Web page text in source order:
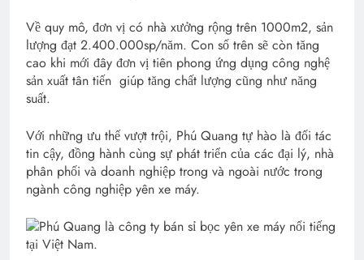
Về quy mô, đơn vị có nhà xưởng rộng trên 1000m2, sản
lượng đạt 2.400.000sp/năm. Con số trên sẽ còn tăng
cao khi mới đây đơn vị tiên phong ứng dụng công nghệ
sản xuất tân tiến giúp tăng chất lượng cũng như năng
suất.
Với những ưu thế vượt trội, Phú Quang tự hào là đối tác
tin cậy, đồng hành cùng sự phát triển của các đại lý, nhà
phân phối và doanh nghiệp trong và ngoài nước trong
ngành công nghiệp yên xe máy.